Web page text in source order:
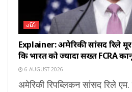
चर्चित
Explainer: अमेरिकी सांसद रिले मूर
कि भारत को ज्यादा सख्त FCRA
6 AUGUST 2026
अमेरिकी रिपब्लिकन सांसद रिले